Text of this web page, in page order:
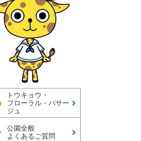
トウキョウ・
フローラル・パサー
ジュ
公園全般
よくあるご質問